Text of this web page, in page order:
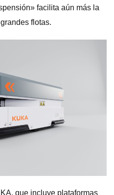
facilita aún más la
flotas.
que incluye plataformas